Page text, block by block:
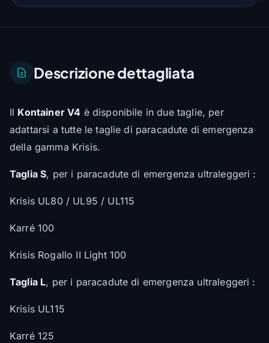
Descrizione dettagliata
Il Kontainer V4 è disponibile in due taglie, per
adattarsi a tutte le taglie di paracadute di emergenza
della gamma Krisis.
Taglia S, per i paracadute di emergenza ultraleggeri :
Krisis UL80 / UL95 / UL115
Karré 100
Krisis Rogallo II Light 100
Taglia L, per i paracadute di emergenza ultraleggeri :
Krisis UL115
Karré 125